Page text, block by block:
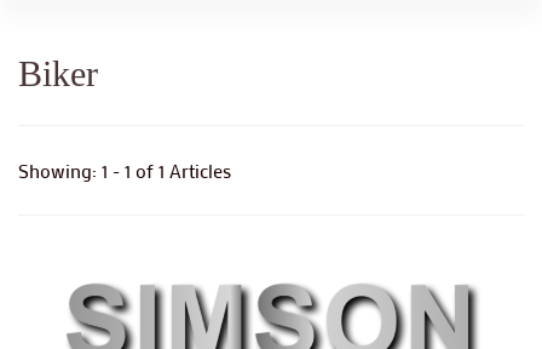
Biker
Showing: 1 - 1 of 1 Articles